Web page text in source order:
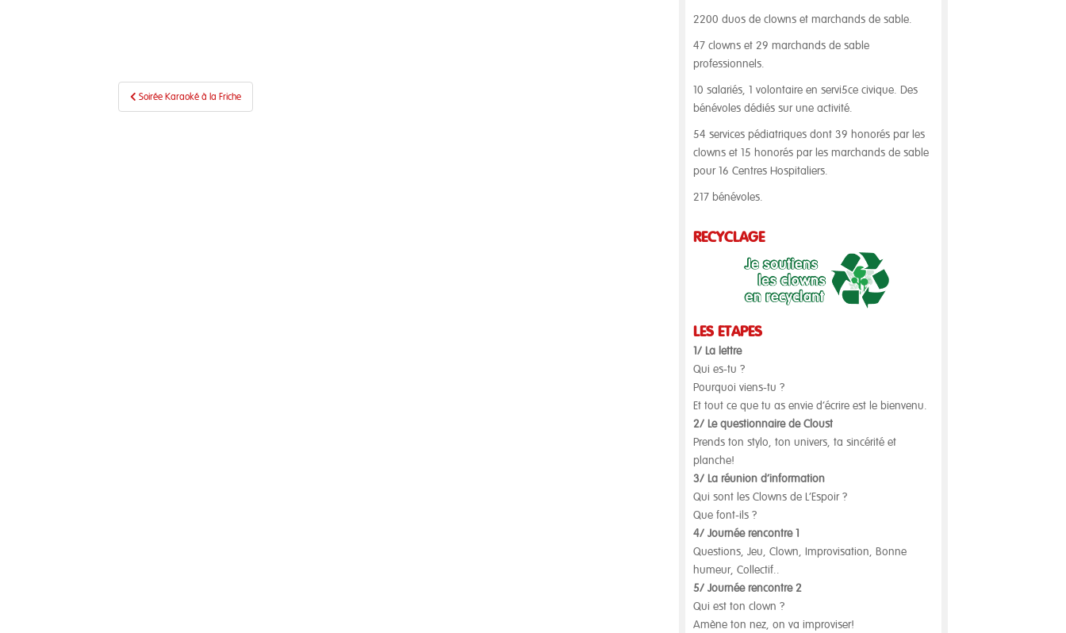
Navigation
de
Soirée Karaoké à la Friche
2200 duos de clowns et marchands de sable.
47 clowns et 29 marchands de sable
professionnels.
10 salariés, 1 volontaire en servi5ce civique. Des
bénévoles dédiés sur une activité.
54 services pédiatriques dont 39 honorés par les
clowns et 15 honorés par les marchands de sable
pour 16 Centres Hospitaliers.
217 bénévoles.
RECYCLAGE
LES ÉTAPES
1/ La lettre
Qui es-tu ?
Pourquoi viens-tu ?
Et tout ce que tu as envie d’écrire est le bienvenu.
2/ Le questionnaire de Cloust
Prends ton stylo, ton univers, ta sincérité et
planche!
3/ La réunion d’information
Qui sont les Clowns de L’Espoir ?
Que font-ils ?
4/ Journée rencontre 1
Questions, Jeu, Clown, Improvisation, Bonne
humeur, Collectif..
5/ Journée rencontre 2
Qui est ton clown ?
Amène ton nez, on va improviser!